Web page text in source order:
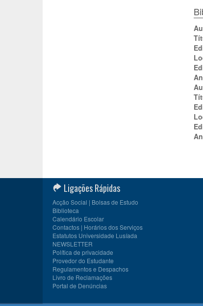
Ligações Rápidas
Acção Social | Bolsas de Estudo
Biblioteca
Calendário Escolar
Contactos | Horários dos Serviços
Estatutos Universidade Lusíada
NEWSLETTER
Política de privacidade
Provedor do Estudante
Regulamentos e Despachos
Livro de Reclamações
Portal de Denúncias